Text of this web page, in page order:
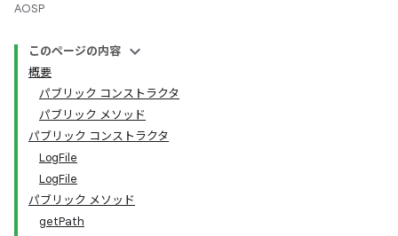
AOSP
このページの内容
概要
パブリック コンストラクタ
パブリック メソッド
パブリック コンストラクタ
LogFile
LogFile
パブリック メソッド
getPath